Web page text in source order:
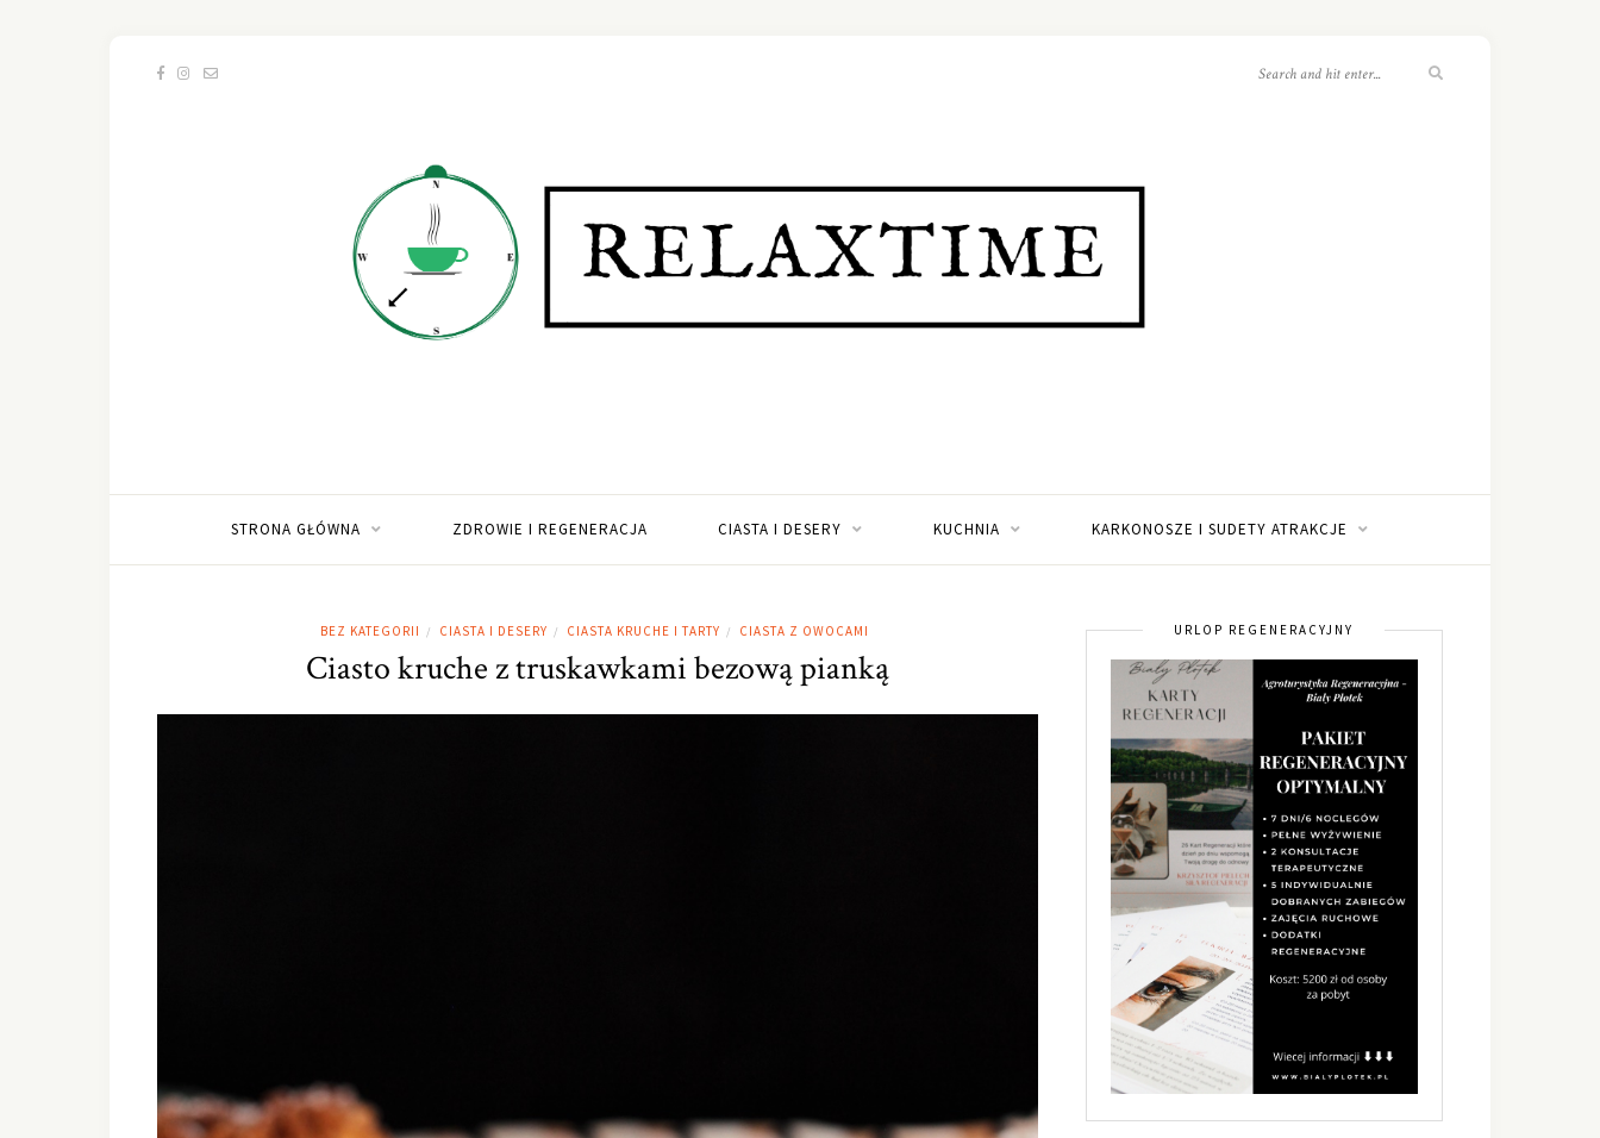
STRONA GŁÓWNA ZDROWIE I REGENERACJA CIASTA I DESERY KUCHNIA KARKONOSZE I SUDETY ATRAKCJE
BEZ KATEGORII / CIASTA I DESERY / CIASTA KRUCHE I TARTY / CIASTA Z OWOCAMI
Ciasto kruche z truskawkami bezową pianką
URLOP REGENERACYJNY